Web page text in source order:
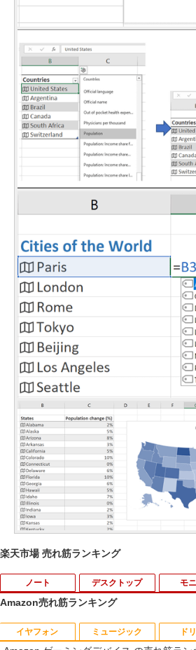
楽天市場 売れ筋ランキング
ノート
1
【中古】 富士通
デスクトップ
1
中古パソコン |
モ
1
【中古良品】【安
1
【3千円以上送料
Amazon売れ筋ランキング
イヤフォン ミュージック ド